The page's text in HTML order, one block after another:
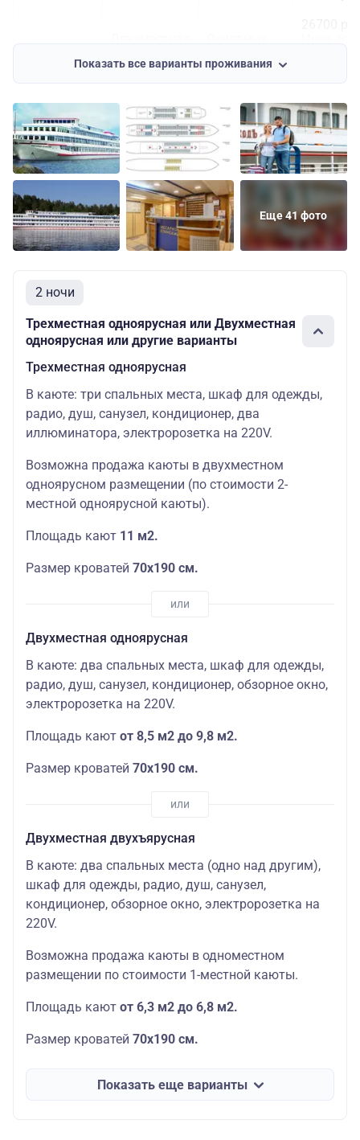
Показать все варианты проживания
Еще 41 фото
2 ночи
Трехместная одноярусная или Двухместная
одноярусная или другие варианты
Трехместная одноярусная
В каюте: три спальных места, шкаф для одежды,
радио, душ, санузел, кондиционер, два
иллюминатора, электророзетка на 220V.
Возможна продажа каюты в двухместном
одноярусном размещении (по стоимости 2-
местной одноярусной каюты).
Площадь кают 11 м2.
Размер кроватей 70х190 см.
Двухместная одноярусная
В каюте: два спальных места, шкаф для одежды,
радио, душ, санузел, кондиционер, обзорное окно,
электророзетка на 220V.
Площадь кают от 8,5 м2 до 9,8 м2.
Размер кроватей 70х190 см.
Двухместная двухъярусная
В каюте: два спальных места (одно над другим),
шкаф для одежды, радио, душ, санузел,
кондиционер, обзорное окно, электророзетка на
220V.
Возможна продажа каюты в одноместном
размещении по стоимости 1-местной каюты.
Площадь кают от 6,3 м2 до 6,8 м2.
Размер кроватей 70х190 см.
Показать еще варианты